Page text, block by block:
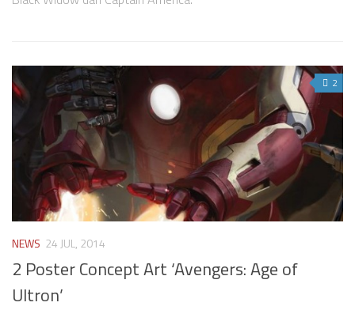
2
NEWS 24 JUL, 2014
2 Poster Concept Art ‘Avengers: Age of
Ultron’